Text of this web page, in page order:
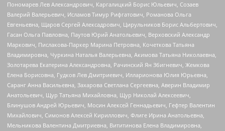
Пономарев Лев Александрович, Каргалицкий Борис Юльевич, Созаев
Валерий Валерьевич, Исламов Тимур Рифгатович, Романова Ольга
Евгеньевна, Щаров Сергей Алексадрович, Цирульников Борис Альбертович,
Гасан Ольга Павловна, Паутов Юрий Анатольевич, Верховский Александр
Маркович, Пислакова-Паркер Марина Петровна, Кочеткова Татьяна
Владимировна, Чуркина Наталья Валерьевна, Акимова Татьяна Николаевна,
Золотарева Екатерина Александровна, Рачинский Ян Збигневич, Жемкова
Елена Борисовна, Гудков Лев Дмитриевич, Илларионова Юлия Юрьевна,
Саранг Анна Васильевна, Захарова Светлана Сергеевна, Аверин Владимир
Анатольевич, Щур Татьяна Михайловна, Щур Николай Алексеевич,
Блинушов Андрей Юрьевич, Мосин Алексей Геннадьевич, Гефтер Валентин
Михайлович, Симонов Алексей Кириллович, Флиге Ирина Анатольевна,
Мельникова Валентина Дмитриевна, Вититинова Елена Владимировна,